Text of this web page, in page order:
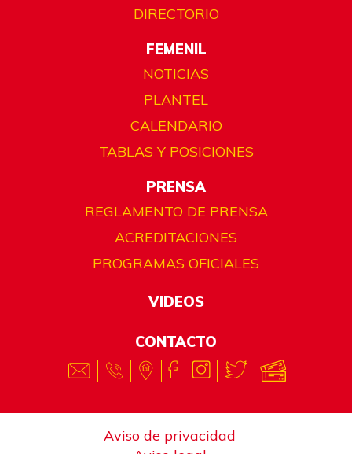
DIRECTORIO
FEMENIL
NOTICIAS
PLANTEL
CALENDARIO
TABLAS Y POSICIONES
PRENSA
REGLAMENTO DE PRENSA
ACREDITACIONES
PROGRAMAS OFICIALES
VIDEOS
CONTACTO
Aviso de privacidad